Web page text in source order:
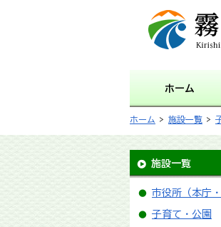
霧島市
website
ホーム
ホーム > 施設一覧 >
施設一覧
市役所（本庁
子育て・公園